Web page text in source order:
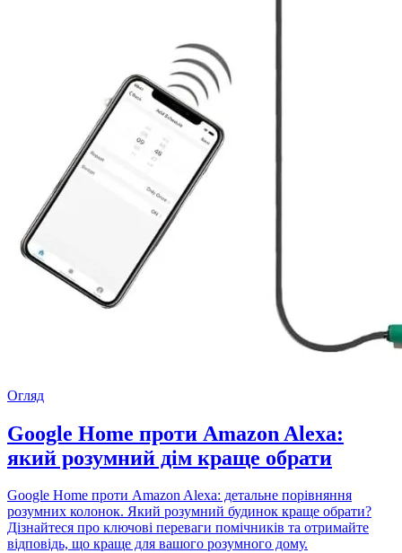
Огляд
Google Home проти Amazon Alexa:
який розумний дім краще обрати
Google Home проти Amazon Alexa: детальне порівняння
розумних колонок. Який розумний будинок краще обрати?
Дізнайтеся про ключові переваги помічників та отримайте
відповідь, що краще для вашого розумного дому.